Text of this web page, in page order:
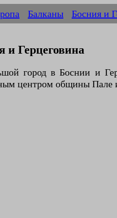
Балканы Босния и
и Герцеговина
город в Боснии и
центром общины Пале